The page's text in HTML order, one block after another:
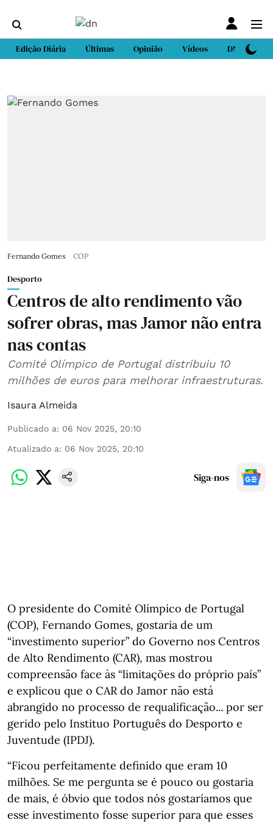
Edição Diária Últimas Opinião Vídeos DN Sport
Fernando Gomes COP
Desporto
Centros de alto rendimento vão
sofrer obras, mas Jamor não entra
nas contas
Comité Olímpico de Portugal distribuiu 10
milhões de euros para melhorar infraestruturas.
Isaura Almeida
Publicado a: 06 Nov 2025, 20:10
Atualizado a: 06 Nov 2025, 20:10
Siga-nos
O presidente do Comité Olímpico de Portugal
(COP), Fernando Gomes, gostaria de um
“investimento superior” do Governo nos Centros
de Alto Rendimento (CAR), mas mostrou
compreensão face às “limitações do próprio país”
e explicou que o CAR do Jamor não está
abrangido no processo de requalificação... por ser
gerido pelo Instituo Português do Desporto e
Juventude (IPDJ).
“Ficou perfeitamente definido que eram 10
milhões. Se me pergunta se é pouco ou gostaria
de mais, é óbvio que todos nós gostaríamos que
esse investimento fosse superior para que esses